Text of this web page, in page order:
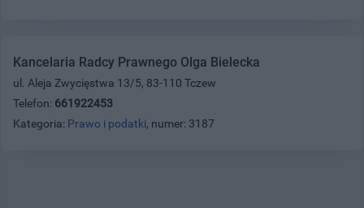
Kancelaria Radcy Prawnego Olga Bielecka
ul. Aleja Zwycięstwa 13/5, 83-110 Tczew
Telefon: 661922453
Kategoria: Prawo i podatki, numer: 3187